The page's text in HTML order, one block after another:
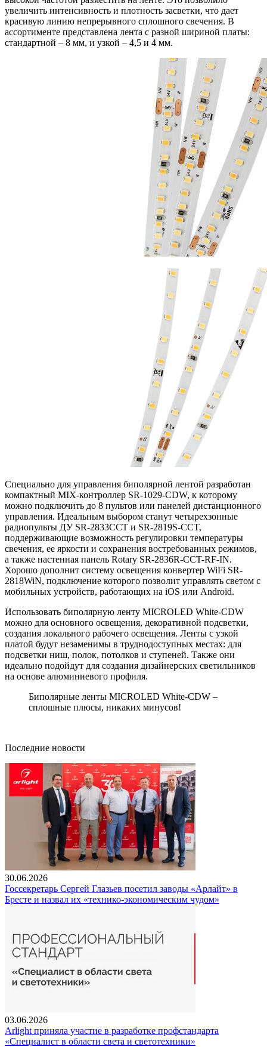
увеличить интенсивность и плотность засветки, что дает
красивую линию непрерывного сплошного свечения. В
ассортименте представлена лента с разной шириной платы:
стандартной – 8 мм, и узкой – 4,5 и 4 мм.
Специально для управления биполярной лентой разработан
компактный MIX-контроллер SR-1029-CDW, к которому
можно подключить до 8 пультов или панелей дистанционного
управления. Идеальным выбором станут четырехзонные
радиопульты ДУ SR-2833CCT и SR-2819S-CCT,
поддерживающие возможность регулировки температуры
свечения, ее яркости и сохранения востребованных режимов,
а также настенная панель Rotary SR-2836R-CCT-RF-IN.
Хорошо дополнит систему освещения конвертер WiFi SR-
2818WiN, подключение которого позволит управлять светом с
мобильных устройств, работающих на iOS или Android.
Использовать биполярную ленту MICROLED White-CDW
можно для основного освещения, декоративной подсветки,
создания локального рабочего освещения. Ленты с узкой
платой будут незаменимы в труднодоступных местах: для
подсветки ниш, полок, потолков и ступеней. Также они
идеально подойдут для создания дизайнерских светильников
на основе алюминиевого профиля.
Биполярные ленты MICROLED White-CDW –
сплошные плюсы, никаких минусов!
Последние новости
30.06.2026
Госсекретарь Сергей Глазьев посетил заводы «Арлайт» в
Бресте и назвал их «технико-экономическим чудом»
03.06.2026
Arlight приняла участие в разработке профстандарта
«Специалист в области света и светотехники»